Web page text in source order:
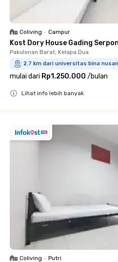
Coliving • Campur
Kost Dory House Gading
Pakulonan Barat, Kelapa Dua
2.7 km dari universitas bina
mulai dari Rp1.250.000 /bulan
Lihat info lebih banyak
Coliving • Putri